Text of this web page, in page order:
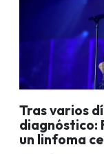
Tras varios
diagnóstico:
un linfoma